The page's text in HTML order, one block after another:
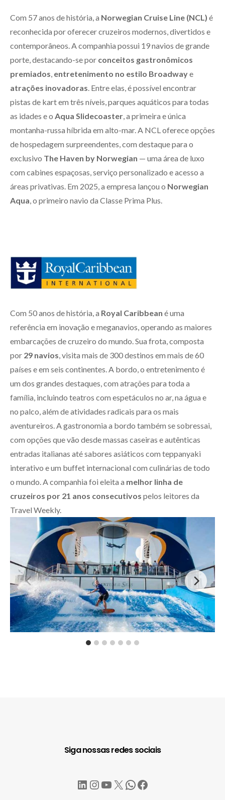
Com 57 anos de história, a Norwegian Cruise Line (NCL) é
reconhecida por oferecer cruzeiros modernos, divertidos e
contemporâneos. A companhia possui 19 navios de grande
porte, destacando-se por conceitos gastronômicos
premiados entretenimento no estilo Broadwaye
atrações inovadoras . Entre elas, é possível encontrar
pistas de kart em três níveis, parques aquáticos para todas
as idades e o Aqua Slidecoaster , a primeira e única
montanha-russa híbrida em alto-mar. A NCL oferece opções
de hospedagem surpreendentes, com destaque para o
exclusivo The Haven by Norwegian — uma área de luxo
com cabines espaçosas, serviço personalizado e acesso a
áreas privativas. Em 2025, a empresa lançou o Norwegian
Aqua , o primeiro navio da Classe Prima Plus.
Com 50 anos de história, a Royal Caribbean é uma
referência em inovação e meganavios, operando as maiores
embarcações de cruzeiro do mundo. Sua frota, composta
por 29 navios , visita mais de 300 destinos em mais de 60
países e em seis continentes. A bordo, o entretenimento é
um dos grandes destaques, com atrações para toda a
família, incluindo teatros com espetáculos no ar, na água e
no palco, além de atividades radicais para os mais
aventureiros. A gastronomia a bordo também se sobressai,
com opções que vão desde massas caseiras e autênticas
entradas italianas até sabores asiáticos com teppanyaki
interativo e um buffet internacional com culinárias de todo
o mundo. A companhia foi eleita a melhor linha de
cruzeiros por 21 anos consecutivos pelos leitores da
Travel Weekly.
Siga nossas redes sociais
LinkedIn
Instagram
YouTube
X WhatsApp
Facebook